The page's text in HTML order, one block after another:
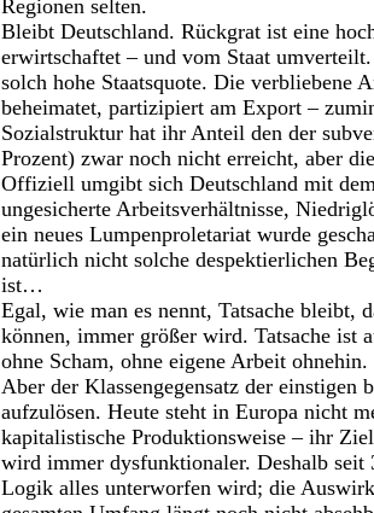
Regionen selten.
Bleibt Deutschland. Rückgrat ist eine
erwirtschaftet – und vom Staat
solch hohe Staatsquote. Die verbliebene
beheimatet, partizipiert am Export –
Sozialstruktur hat ihr Anteil den der
Prozent) zwar noch nicht erreicht, aber
Offiziell umgibt sich Deutschland mit
ungesicherte Arbeitsverhältnisse,
ein neues Lumpenproletariat wurde
natürlich nicht solche despektierlichen
ist…
Egal, wie man es nennt, Tatsache bleibt,
können, immer größer wird. Tatsache ist
ohne Scham, ohne eigene Arbeit ohnehin.
Aber der Klassengegensatz der
aufzulösen. Heute steht in Europa nicht
kapitalistische Produktionsweise – ihr
wird immer dysfunktionaler. Deshalb seit
Logik alles unterworfen wird; die